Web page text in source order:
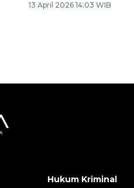
13 April 2026 14:03 WIB
Hukum Kriminal